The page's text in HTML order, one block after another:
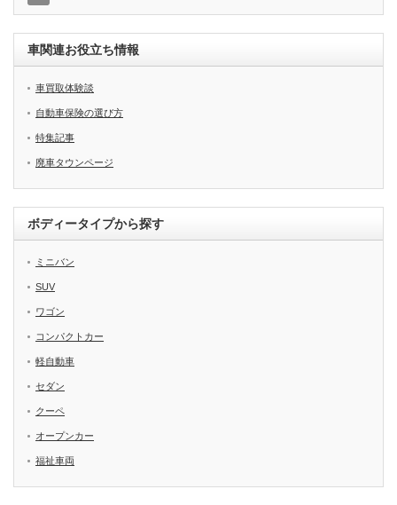
車関連お役立ち情報
車買取体験談
自動車保険の選び方
特集記事
廃車タウンページ
ボディータイプから探す
ミニバン
SUV
ワゴン
コンパクトカー
軽自動車
セダン
クーペ
オープンカー
福祉車両